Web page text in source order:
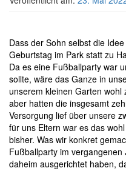
Dass der Sohn selbst die
Geburtstag im Park statt zu
Da es eine Fußballparty war
sollte, wäre das Ganze in
unserem kleinen Garten
aber hatten die insgesamt
Versorgung lief über unsere
für uns Eltern war es das
bisher. Was wir konkret
Fußballparty im
daheim ausgerichtet haben,